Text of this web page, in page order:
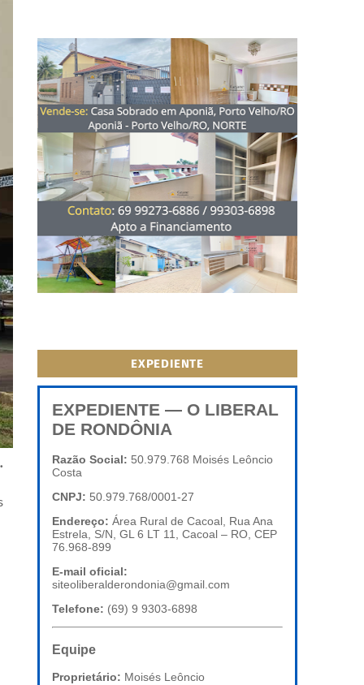
EXPEDIENTE
EXPEDIENTE — O LIBERAL
DE RONDÔNIA
Razão Social: 50.979.768 Moisés Leôncio
Costa
CNPJ: 50.979.768/0001-27
Endereço: Área Rural de Cacoal, Rua Ana
Estrela, S/N, GL 6 LT 11, Cacoal – RO, CEP
76.968-899
E-mail oficial:
siteoliberalderondonia@gmail.com
Telefone: (69) 9 9303-6898
Equipe
Proprietário: Moisés Leôncio